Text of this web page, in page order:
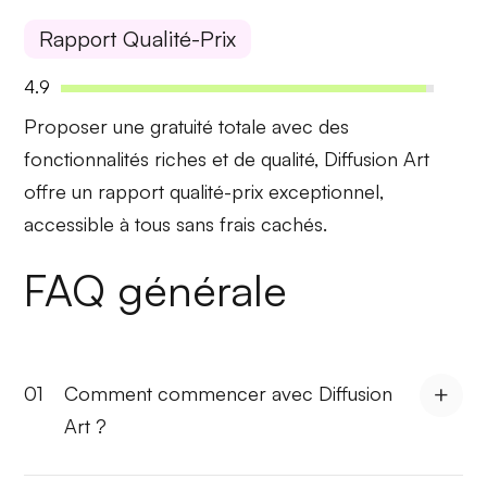
Rapport Qualité-Prix
4.9
Proposer unegratuité totale avec des
fonctionnalités riches et de qualité, Diffusion Art
offre un rapport qualité-prix exceptionnel,
accessible à tous sans frais cachés.
FAQ générale
01
Comment commencer avec Diffusion
Art ?